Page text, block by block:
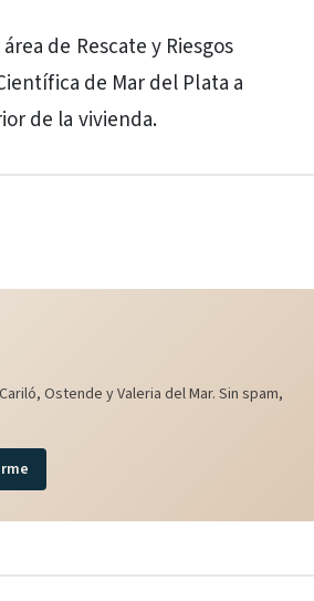
de Rescate y Riesgos
de Mar del Plata a
de la vivienda.
Ostende y Valeria del Mar. Sin spam,